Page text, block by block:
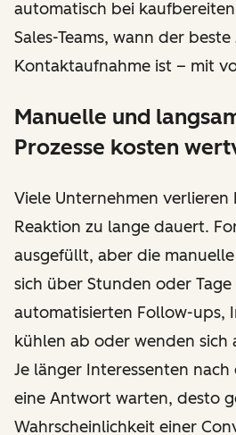
automatisch bei kaufbereiten
Sales-Teams, wann der
Kontaktaufnahme ist – mit
Manuelle und
Prozesse kosten
Viele Unternehmen verlieren
Reaktion zu lange dauert.
ausgefüllt, aber die
sich über Stunden oder
automatisierten Follow-ups,
kühlen ab oder wenden sich
Je länger Interessenten
eine Antwort warten, desto
Wahrscheinlichkeit einer